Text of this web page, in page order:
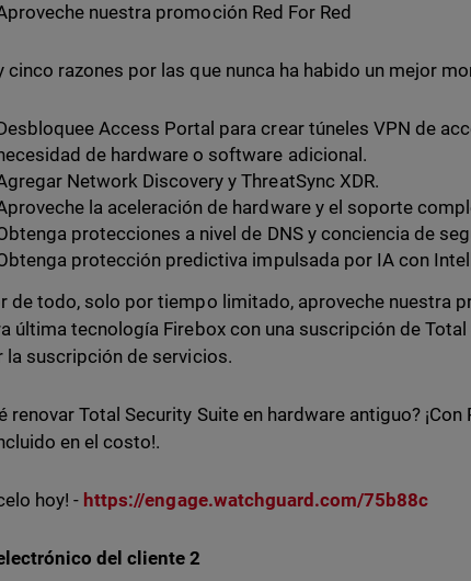
nuestra promoción Red For Red
cinco razones por las que nunca ha habido un mejor
Access Portal para crear túneles VPN de
de hardware o software adicional.
Network Discovery y ThreatSync XDR.
la aceleración de hardware y el soporte
protecciones a nivel de DNS y conciencia de
protección predictiva impulsada por IA con
de todo, solo por tiempo limitado, aproveche nuestra
última tecnología Firebox con una suscripción de
la suscripción de servicios.
renovar Total Security Suite en hardware antiguo? ¡Con
en el costo!.
hoy! - https://engage.watchguard.com/75b88c
del cliente 2